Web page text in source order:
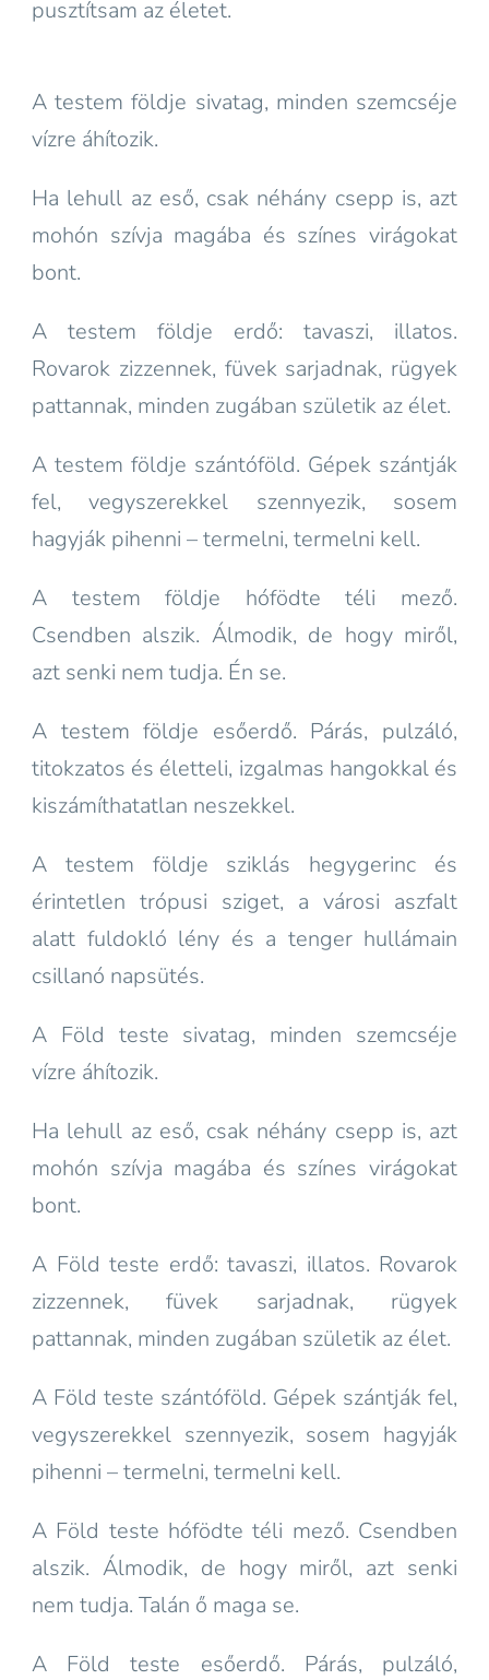
pusztítsam az életet.
A testem földje sivatag, minden szemcséje
vízre áhítozik.
Ha lehull az eső, csak néhány csepp is, azt
mohón szívja magába és színes virágokat
bont.
A testem földje erdő: tavaszi, illatos.
Rovarok zizzennek, füvek sarjadnak, rügyek
pattannak, minden zugában születik az élet.
A testem földje szántóföld. Gépek szántják
fel, vegyszerekkel szennyezik, sosem
hagyják pihenni – termelni, termelni kell.
A testem földje hófödte téli mező.
Csendben alszik. Álmodik, de hogy miről,
azt senki nem tudja. Én se.
A testem földje esőerdő. Párás, pulzáló,
titokzatos és életteli, izgalmas hangokkal és
kiszámíthatatlan neszekkel.
A testem földje sziklás hegygerinc és
érintetlen trópusi sziget, a városi aszfalt
alatt fuldokló lény és a tenger hullámain
csillanó napsütés.
A Föld teste sivatag, minden szemcséje
vízre áhítozik.
Ha lehull az eső, csak néhány csepp is, azt
mohón szívja magába és színes virágokat
bont.
A Föld teste erdő: tavaszi, illatos. Rovarok
zizzennek, füvek sarjadnak, rügyek
pattannak, minden zugában születik az élet.
A Föld teste szántóföld. Gépek szántják fel,
vegyszerekkel szennyezik, sosem hagyják
pihenni – termelni, termelni kell.
A Föld teste hófödte téli mező. Csendben
alszik. Álmodik, de hogy miről, azt senki
nem tudja. Talán ő maga se.
A Föld teste esőerdő. Párás, pulzáló,